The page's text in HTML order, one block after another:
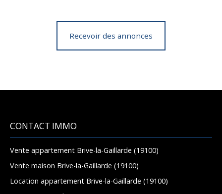
Recevoir des annonces
CONTACT IMMO
Vente appartement Brive-la-Gaillarde (19100)
Vente maison Brive-la-Gaillarde (19100)
Location appartement Brive-la-Gaillarde (19100)